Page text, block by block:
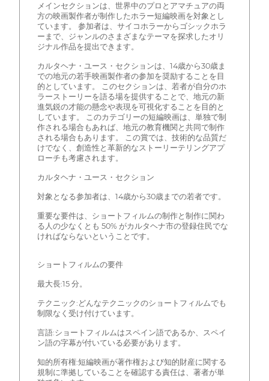
メインセクションは、世界中のプロとアマチュアの両
方の映画製作者が制作したホラー短編映画を対象とし
ています。 参加者は、サイコホラーからゴシックホラ
ーまで、ジャンルのさまざまなテーマを探求したオリ
ジナル作品を提出できます。
カルタヘナ・ユース・セクションは、14歳から30歳ま
での地元の若手映画製作者の参加を奨励することを目
的としています。 このセクションは、若者が自分のホ
ラーストーリーを語る場を提供することで、地元の新
進気鋭の才能の懸念や表現を可視化することを目的と
しています。 このカテゴリーの短編映画は、単独で制
作される場合もあれば、地元の教育機関と共同で制作
される場合もあります。 この賞では、技術的な品質だ
けでなく、創造性と革新的なストーリーテリングアプ
ローチも考慮されます。
カルタヘナ・ユース・セクション
対象となる参加者は、14歳から30歳までの若者です。
重要な要件は、ショートフィルムの制作と制作に関わ
る人の少なくとも 50% がカルタヘナ市の登録住民でな
ければならないということです。
ショートフィルムの要件
最大長:15 分。
テクニック:どんなテクニックのショートフィルムでも
制限なく受け付けています。
言語:ショートフィルムはスペイン語であるか、スペイ
ン語の字幕が付いている必要があります。
知的所有権:短編映画が著作権および知的財産に関する
規制に準拠していることを確認する責任は、著者が単